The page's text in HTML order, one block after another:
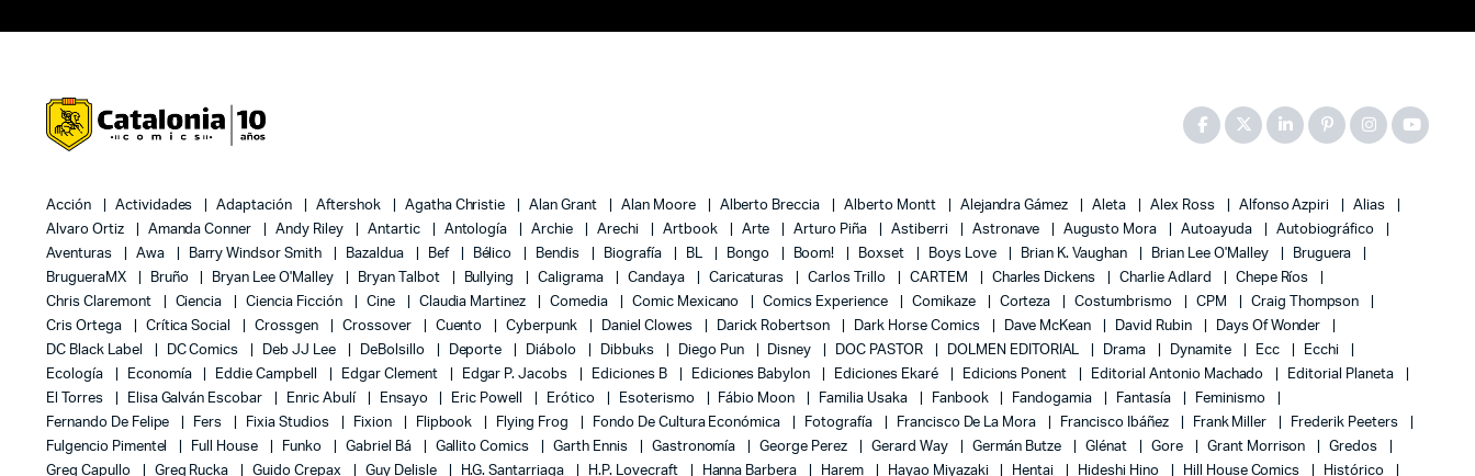
Acción Actividades Adaptación Aftershok Agatha Christie Alan Grant Alan Moore Alberto Breccia Alberto Montt Alejandra Gámez Aleta Alex Ross Alfonso Azpiri
Alias
Alvaro Ortiz
Amanda Conner Andy Riley Antartic Antología Archie Arechi Artbook Arte Arturo Piña Astiberri Astronave Augusto Mora Autoayuda
Autobiográfico
Aventuras
Awa Barry Windsor Smith Bazaldua Bef Bélico Bendis Biografía BL Bongo Boom! Boxset Boys Love Brian K. Vaughan Brian Lee O'Malley
Bruguera
BrugueraMX
Bruño Bryan Lee O'Malley Bryan Talbot Bullying Caligrama Candaya Caricaturas Carlos Trillo CARTEM Charles Dickens Charlie Adlard
Chepe Ríos
Chris Claremont
Ciencia Ciencia Ficción Cine Claudia Martinez Comedia Comic Mexicano Comics Experience Comikaze Corteza Costumbrismo CPM
Craig Thompson
Cris Ortega
Crítica Social Crossgen Crossover Cuento Cyberpunk Daniel Clowes Darick Robertson Dark Horse Comics Dave McKean David Rubin
Days Of Wonder
DC Black Label
DC Comics Deb JJ Lee DeBolsillo Deporte Diábolo Dibbuks Diego Pun Disney DOC PASTOR DOLMEN EDITORIAL Drama Dynamite Ecc
Ecchi
Ecología
Economía Eddie Campbell Edgar Clement Edgar P. Jacobs Ediciones B Ediciones Babylon Ediciones Ekaré Edicions Ponent Editorial Antonio Machado
Editorial Planeta
El Torres
Elisa Galván Escobar Enric Abulí Ensayo Eric Powell Erótico Esoterismo Fábio Moon Familia Usaka Fanbook Fandogamia Fantasía
Feminismo
Fernando De Felipe
Fers Fixia Studios Fixion Flipbook Flying Frog Fondo De Cultura Económica Fotografía Francisco De La Mora Francisco Ibáñez Frank Miller
Frederik Peeters
Fulgencio Pimentel
Full House Funko Gabriel Bá Gallito Comics Garth Ennis Gastronomía George Perez Gerard Way Germán Butze Glénat Gore Grant Morrison
Gredos
Greg Capullo
Greg Rucka Guido Crepax Guy Delisle H.G. Santarriaga H.P. Lovecraft Hanna Barbera Harem Hayao Miyazaki Hentai Hideshi Hino Hill House Comics Histórico